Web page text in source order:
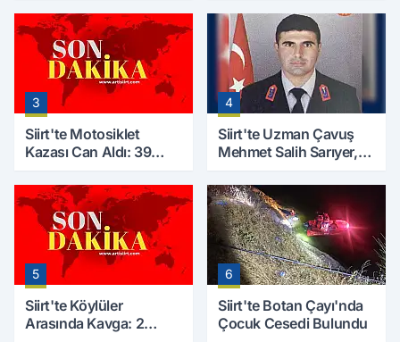
Çalışmaları Başlıyor
Kaybetti
3
Siirt'te Motosiklet
Kazası Can Aldı: 39
Hayatını Kaybetti
4
Siirt'te Uzman Çavuş
Mehmet Salih Sarıyer,
5
Siirt'te Köylüler
Arasında Kavga: 2
6
Siirt'te Botan Çayı'nda
Çocuk Cesedi Bulundu